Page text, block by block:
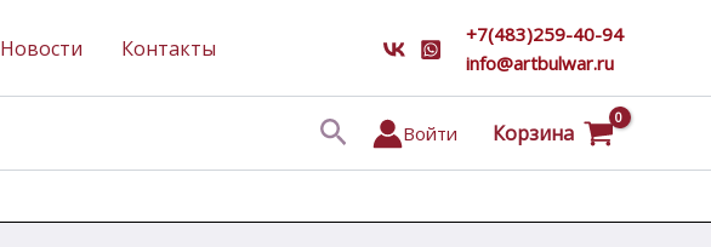
Новости Контакты
+7(483)259-40-94
info@artbulwar.ru
ПоискВойти Корзина